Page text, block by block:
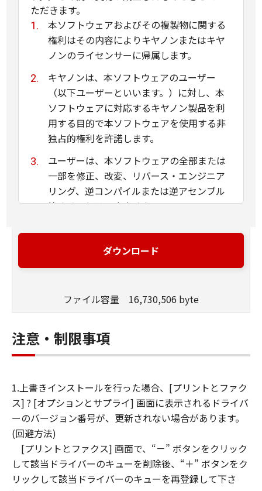
ただきます。
本ソフトウェアおよびその複製物に関する
権利はその内容によりキヤノンまたはキヤ
ノンのライセンサーに帰属します。
キヤノンは、本ソフトウェアのユーザー
（以下ユーザーといいます。）に対し、本
ソフトウェアに対応するキヤノン製品を利
用する目的で本ソフトウェアを使用する非
独占的権利を許諾します。
ユーザーは、本ソフトウェアの全部または
一部を修正、改変、リバース・エンジニア
リング、逆コンパイルまたは逆アセンブル
等することはできません。
ン株式会社およびキヤノンのライセンサー
は、本ソフトウェアがユーザーの特定の目
がないこと、その他本ソフトウェアに関し
キヤノン、キヤノンマーケティングジャパ
ン株式会社およびキヤノンのライセンサー
連して生ずる直接的または間接的な損失、
損害等について、いかなる場合においても
一切の責任を負いません。
ユーザーは、日本国政府または該当国の政
府より必要な許可等を得ることなしに、本
ソフトウェアの全部または一部を、直接ま
たは間接に輸出してはなりません。
ダウンロード
ファイル容量 16,730,506 byte
注意・制限事項
1.上書きインストールを行った場合、[プリントとファク
ス] ? [オプションとサプライ] 画面に表示されるドライバ
ーのバージョン番号が、更新されない場合があります。
(回避方法)
[プリントとファクス] 画面で、“－” ボタンをクリック
して該当ドライバーのキューを削除後、“＋” ボタンをク
リックして該当ドライバーのキューを再登録して下さ